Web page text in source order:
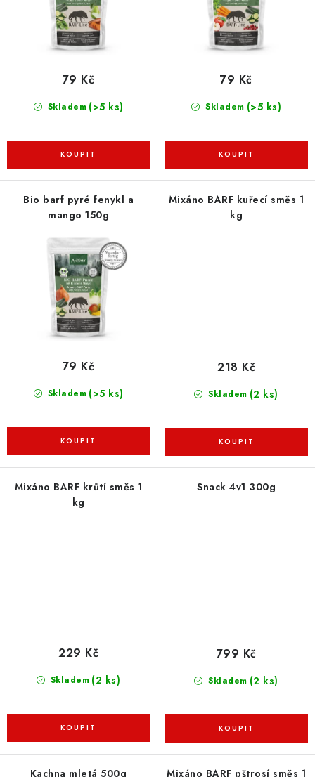
Skladem (>5 ks)
79 Kč
Skladem (>5 ks)
79 Kč
Bio barf pyré fenykl a
mango 150g
Skladem (>5 ks)
79 Kč
Mixáno BARF kuřecí směs 1
kg
Skladem (2 ks)
218 Kč
Mixáno BARF krůtí směs 1
kg
Skladem (2 ks)
229 Kč
Snack 4v1 300g
Skladem (2 ks)
799 Kč
Kachna mletá 500g Mixáno BARF pštrosí směs 1